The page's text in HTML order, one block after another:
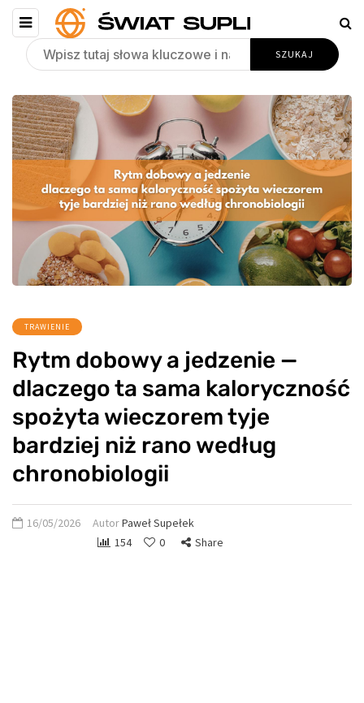
TRAWIENIE
Rytm dobowy a jedzenie —
dlaczego ta sama kaloryczność
spożyta wieczorem tyje
bardziej niż rano według
chronobiologii
16/05/2026 AutorPaweł Supełek
154
0 Share